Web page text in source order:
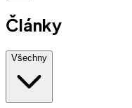
Články
Všechny